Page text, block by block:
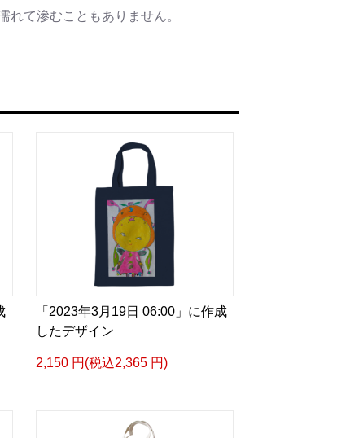
て滲むこともありません。
「2023年3月19日 06:00」に作成
したデザイン
2,150 円(税込2,365 円)